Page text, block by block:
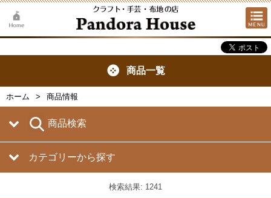
商品一覧
ホーム 商品情報
商品検索
カテゴリーから探す
検索結果: 1241